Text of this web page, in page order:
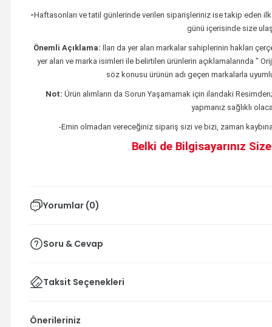
-Haftasonları ve tatil günlerinde verilen siparişleriniz ise takip eden
günü içerisinde size
Önemli Açıklama: İlan da yer alan markalar sahiplerinin hakları
yer alan ve marka isimleri ile belirtilen ürünlerin açıklamalarında "
söz konusu ürünün adı geçen markalarla
Not: Ürün alımların da Sorun Yaşamamak için ilandaki Resimden;
yapmanız sağlıklı
-Emin olmadan vereceğiniz sipariş sizi ve bizi, zaman kaybına
Belki de Bilgisayarınız
Yorumlar (0)
Soru & Cevap
Taksit Seçenekleri
Önerileriniz